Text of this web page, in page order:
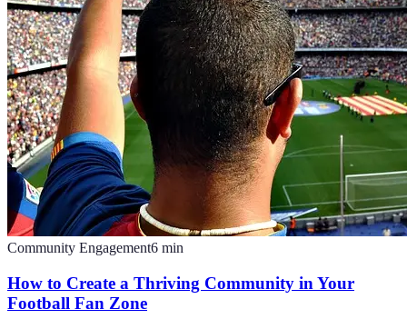
Community Engagement6 min
How to Create a Thriving Community in Your
Football Fan Zone